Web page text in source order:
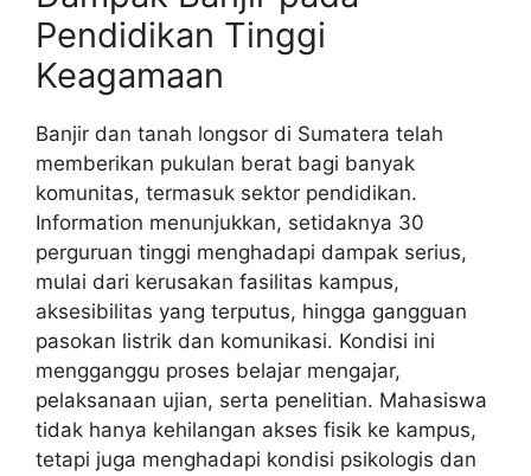
Pendidikan Tinggi
Keagamaan
Banjir dan tanah longsor di Sumatera telah
memberikan pukulan berat bagi banyak
komunitas, termasuk sektor pendidikan.
Information menunjukkan, setidaknya 30
perguruan tinggi menghadapi dampak serius,
mulai dari kerusakan fasilitas kampus,
aksesibilitas yang terputus, hingga gangguan
pasokan listrik dan komunikasi. Kondisi ini
mengganggu proses belajar mengajar,
pelaksanaan ujian, serta penelitian. Mahasiswa
tidak hanya kehilangan akses fisik ke kampus,
tetapi juga menghadapi kondisi psikologis dan